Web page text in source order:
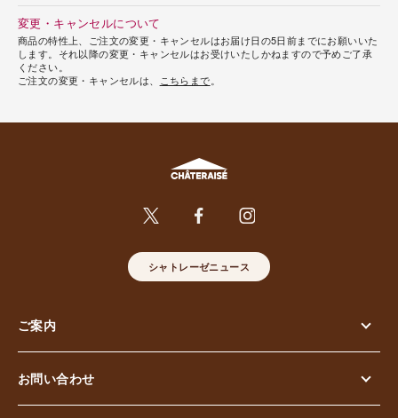
変更・キャンセルについて
商品の特性上、ご注文の変更・キャンセルはお届け日の5日前までにお願いいた
します。それ以降の変更・キャンセルはお受けいたしかねますので予めご了承
ください。
ご注文の変更・キャンセルは、
こちらまで
シャトレーゼニュース
ご案内
お問い合わせ